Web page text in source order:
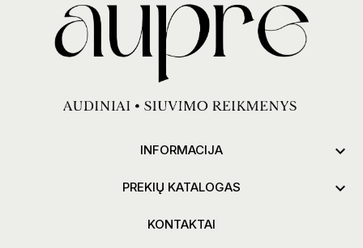
INFORMACIJA 
PREKIŲ KATALOGAS 
KONTAKTAI